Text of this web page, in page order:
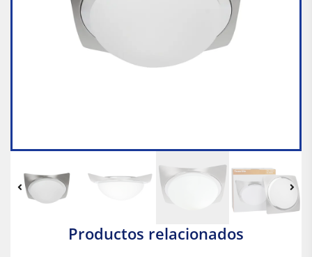
Productos relacionados